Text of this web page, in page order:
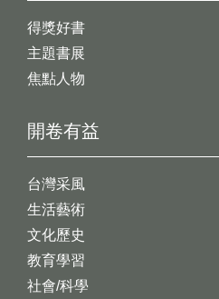
開卷有益
台灣采風
生活藝術
文化歷史
教育學習
社會/科學
得獎好書
主題書展
焦點人物